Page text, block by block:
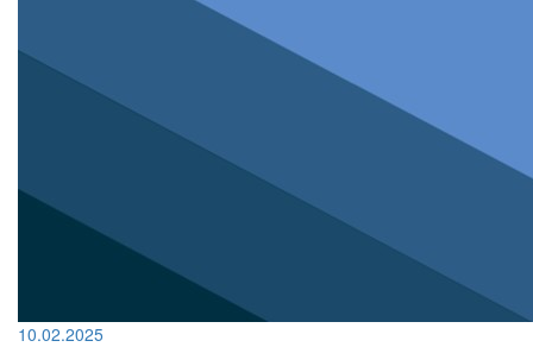
10.02.2025